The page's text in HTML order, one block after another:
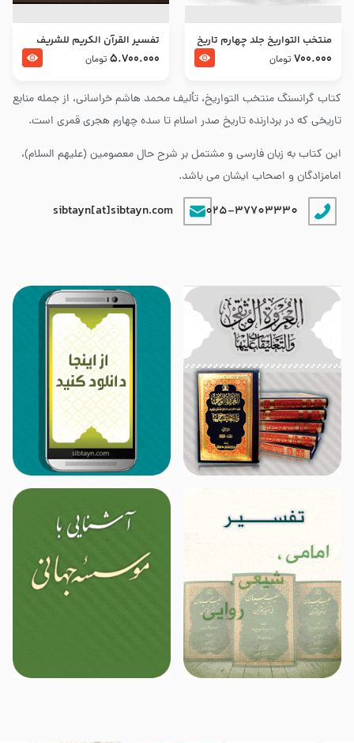
کتاب گرانسنگ منتخب التواريخ، تألیف محمد هاشم خراسانی، از جمله منابع
تاریخی که در بردارنده تاریخ صدر اسلام تا سده چهارم هجری قمری است.
این کتاب به زبان فارسی و مشتمل بر شرح حال معصومین (علیهم السلام)،
امامزادگان و اصحاب ایشان می باشد.
025-37703330
sibtayn[at]sibtayn.com
منتخب التواریخ جلد چهارم تاریخ
امام زین العابدین و امام محمد
700.000 تومان
تفسير القرآن الكريم للشريف
المرتضي قدس سرّه
5.700.000 تومان